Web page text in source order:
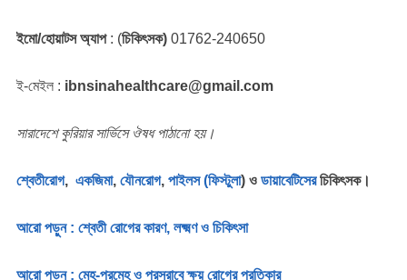
ইমো/হোয়াটস অ্যাপ: (চিকিৎসক) 01762-240650
ই-মেইল : ibnsinahealthcare@gmail.com
সারাদেশে কুরিয়ার সার্ভিসে ঔষধ পাঠানো হয়।
শ্বেতীরোগ, একজিমা, যৌনরোগ,পাইলস (ফিস্টুলা) ও ডায়াবেটিসেরচিকিৎসক।
আরো পড়ুন : শ্বেতী রোগের কারণ, লক্ষ্মণ ও চিকিৎসা
আরো পড়ুন : মেহ-প্রমেহ ও প্রস্রাবে ক্ষয় রোগের প্রতিকার